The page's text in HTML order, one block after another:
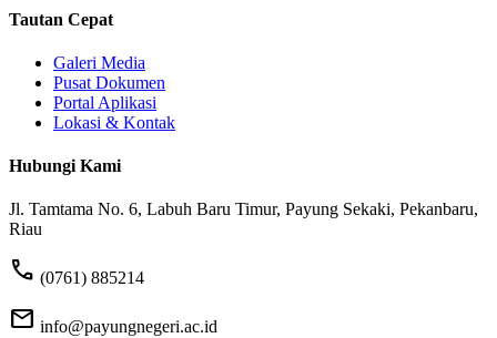
Tautan Cepat
Galeri Media
Pusat Dokumen
Portal Aplikasi
Lokasi & Kontak
Hubungi Kami
Jl. Tamtama No. 6, Labuh Baru Timur, Payung Sekaki, Pekanbaru,
Riau
phone (0761) 885214
mail info@payungnegeri.ac.id